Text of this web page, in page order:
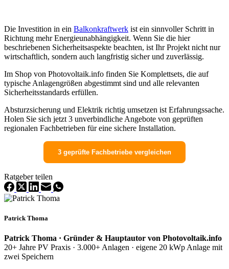
Die Investition in ein Balkonkraftwerk ist ein sinnvoller Schritt in
Richtung mehr Energieunabhängigkeit. Wenn Sie die hier
beschriebenen Sicherheitsaspekte beachten, ist Ihr Projekt nicht nur
wirtschaftlich, sondern auch langfristig sicher und zuverlässig.
Im Shop von Photovoltaik.info finden Sie Komplettsets, die auf
typische Anlagengrößen abgestimmt sind und alle relevanten
Sicherheitsstandards erfüllen.
Absturzsicherung und Elektrik richtig umsetzen ist Erfahrungssache.
Holen Sie sich jetzt 3 unverbindliche Angebote von geprüften
regionalen Fachbetrieben für eine sichere Installation.
3 geprüfte Fachbetriebe vergleichen
Ratgeber teilen
Patrick Thoma
Patrick Thoma · Gründer & Hauptautor von Photovoltaik.info
20+ Jahre PV Praxis · 3.000+ Anlagen · eigene 20 kWp Anlage mit
zwei Speichern